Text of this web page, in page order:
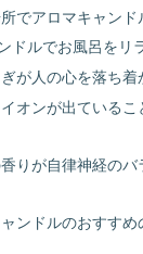
でアロマキャンド
ドルでお風呂をリ
が人の心を落ち着
オンが出ているこ
りが自律神経の
ンドルのおすすめ